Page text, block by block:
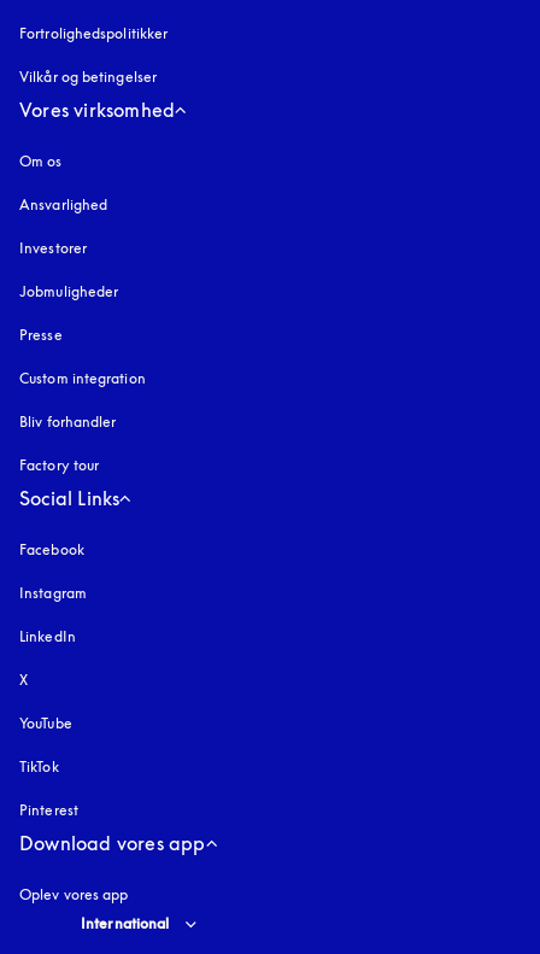
Fortrolighedspolitikker
Vilkår og betingelser
Vores virksomhed
Om os
Ansvarlighed
Investorer
Jobmuligheder
Presse
Custom integration
Bliv forhandler
Factory tour
Social Links
Facebook
Instagram
LinkedIn
X
YouTube
TikTok
Pinterest
Download vores app
Oplev vores app
Select country and language
International